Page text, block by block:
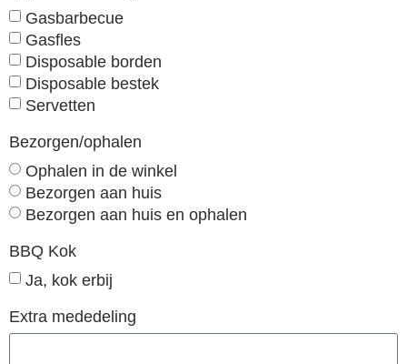
Gasbarbecue
Gasfles
Disposable borden
Disposable bestek
Servetten
Bezorgen/ophalen
Ophalen in de winkel
Bezorgen aan huis
Bezorgen aan huis en ophalen
BBQ Kok
Ja, kok erbij
Extra mededeling